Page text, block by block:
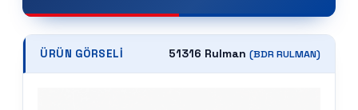
ÜRÜN GÖRSELI 51316 Rulman (BDRRULMAN)